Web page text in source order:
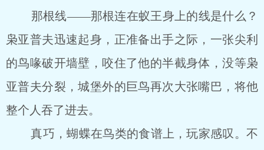
那根线――那根连在蚁王身上的线是什么？
枭亚普夫迅速起身，正准备出手之际，一张尖利
的鸟喙破开墙壁，咬住了他的半截身体，没等枭
亚普夫分裂，城堡外的巨鸟再次大张嘴巴，将他
整个人吞了进去。
真巧，蝴蝶在鸟类的食谱上，玩家感叹。不